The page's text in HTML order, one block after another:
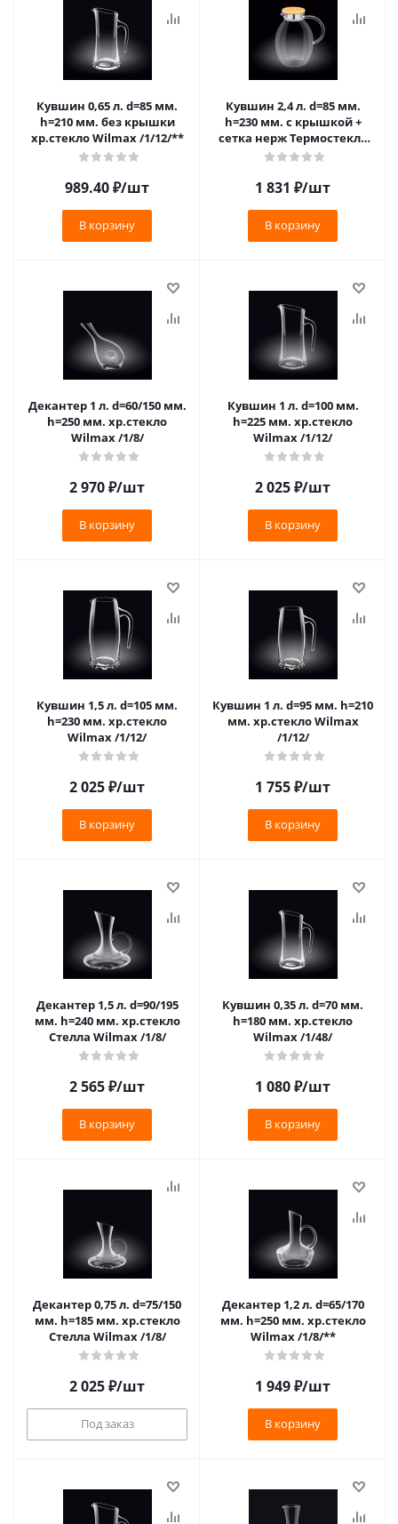
Кувшин 0,65 л. d=85 мм.
h=210 мм. без крышки
хр.стекло Wilmax /1/12/**
989.40₽/шт
В корзину
Кувшин 2,4 л. d=85 мм.
h=230 мм. с крышкой +
сетка нерж Термостекло
Wilmax /1/12/**
1 831 ₽/шт
В корзину
Декантер 1 л. d=60/150 мм.
h=250 мм. хр.стекло
Wilmax /1/8/
2 970₽/шт
В корзину
Кувшин 1 л. d=100 мм.
h=225 мм. хр.стекло
Wilmax /1/12/
2 025₽/шт
В корзину
Кувшин 1,5 л. d=105 мм.
h=230 мм. хр.стекло
Wilmax /1/12/
2 025₽/шт
В корзину
Кувшин 1 л. d=95 мм. h=210
мм. хр.стекло Wilmax
/1/12/
1 755₽/шт
В корзину
Декантер 1,5 л. d=90/195
мм. h=240 мм. хр.стекло
Стелла Wilmax /1/8/
2 565₽/шт
В корзину
Кувшин 0,35 л. d=70 мм.
h=180 мм. хр.стекло
Wilmax /1/48/
1 080₽/шт
В корзину
Декантер 0,75 л. d=75/150
мм. h=185 мм. хр.стекло
Стелла Wilmax /1/8/
2 025₽/шт
Под заказ
Декантер 1,2 л. d=65/170
мм. h=250 мм. хр.стекло
Wilmax /1/8/**
1 949₽/шт
В корзину